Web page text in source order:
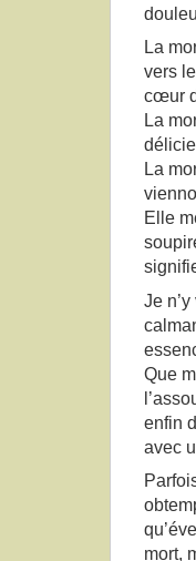
La
vers
cœur
La
La
Elle
Je
Que
enfin
avec
mort,